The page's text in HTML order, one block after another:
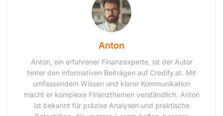
Anton
Anton, ein erfahrener Finanzexperte, ist der Autor
hinter den informativen Beiträgen auf Credify.at. Mit
umfassendem Wissen und klarer Kommunikation
macht er komplexe Finanzthemen verständlich. Anton
ist bekannt für präzise Analysen und praktische